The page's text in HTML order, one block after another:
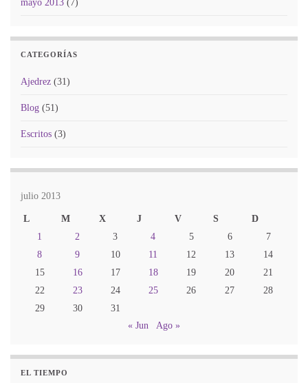
mayo 2013 (7)
CATEGORÍAS
Ajedrez (31)
Blog (51)
Escritos (3)
julio 2013
L M X J V S
D
1
2 3 4 5 6
7
8
9 10 11 12 13
14
15
16 17 18 19 20
21
22
23 24 25 26 27
28
29
30
31
« Jun
Ago »
EL TIEMPO